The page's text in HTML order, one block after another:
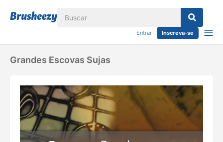
Entrar Inscreva-se
Grandes Escovas Sujas